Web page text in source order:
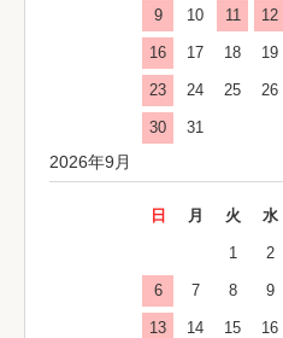
9 10 11 12
16 17 18 19
23 24 25 26
30 31
2026年9月
日 月 火 水
1 2
6 7 8 9
13 14 15 16